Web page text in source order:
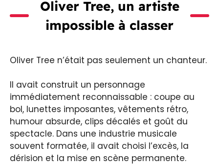
Oliver Tree, un artiste
impossible à classer
Oliver Tree n’était pas seulement un chanteur.
Il avait construit un personnage
immédiatement reconnaissable : coupe au
bol, lunettes imposantes, vêtements rétro,
humour absurde, clips décalés et goût du
spectacle. Dans une industrie musicale
souvent formatée, il avait choisi l’excès, la
dérision et la mise en scène permanente.